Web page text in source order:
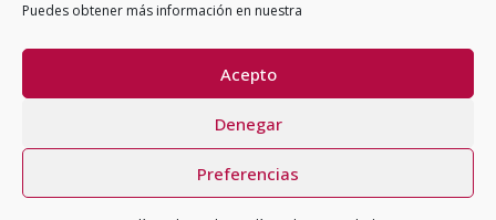
Puedes obtener más información en nuestra
Acepto
Denegar
Preferencias
CONDICIONES GENERALES DE VENTA